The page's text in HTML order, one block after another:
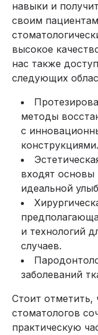
навыки и
своим
высокое
нас также
следующих
методы
с
конструкциями.
входят
идеальной
и технологий
случаев.
заболеваний
Стоит отметить,
стоматологов
практическую